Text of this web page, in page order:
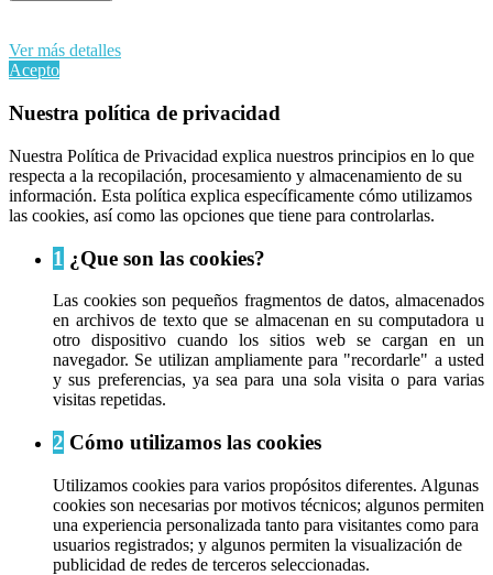
Ver más detalles
Acepto
Nuestra política de privacidad
Nuestra Política de Privacidad explica nuestros principios en lo que
respecta a la recopilación, procesamiento y almacenamiento de su
información. Esta política explica específicamente cómo utilizamos
las cookies, así como las opciones que tiene para controlarlas.
1 ¿Que son las cookies?
Las cookies son pequeños fragmentos de datos, almacenados
en archivos de texto que se almacenan en su computadora u
otro dispositivo cuando los sitios web se cargan en un
navegador. Se utilizan ampliamente para "recordarle" a usted
y sus preferencias, ya sea para una sola visita o para varias
visitas repetidas.
2 Cómo utilizamos las cookies
Utilizamos cookies para varios propósitos diferentes. Algunas
cookies son necesarias por motivos técnicos; algunos permiten
una experiencia personalizada tanto para visitantes como para
usuarios registrados; y algunos permiten la visualización de
publicidad de redes de terceros seleccionadas.